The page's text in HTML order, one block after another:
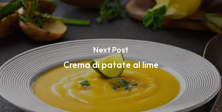
Next Post
Crema di patate al lime